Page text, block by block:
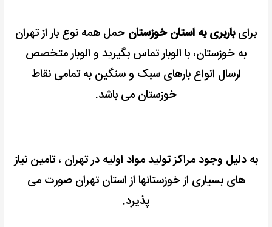
برایباربری به استان خوزستان حمل همه نوع بار از تهران
به خوزستان، با الوبار تماس بگیرید و الوبار متخصص
ارسال انواع بارهای سبک و سنگین به تمامی نقاط
خوزستان می باشد.
به دلیل وجود مراکز تولید مواد اولیه در تهران ، تامین نیاز
های بسیاری از خوزستانها از استان تهران صورت می
پذیرد.